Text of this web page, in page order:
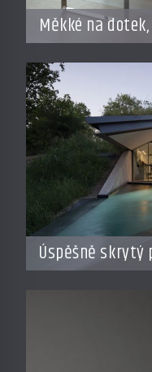
Měkké na
Úspěšně